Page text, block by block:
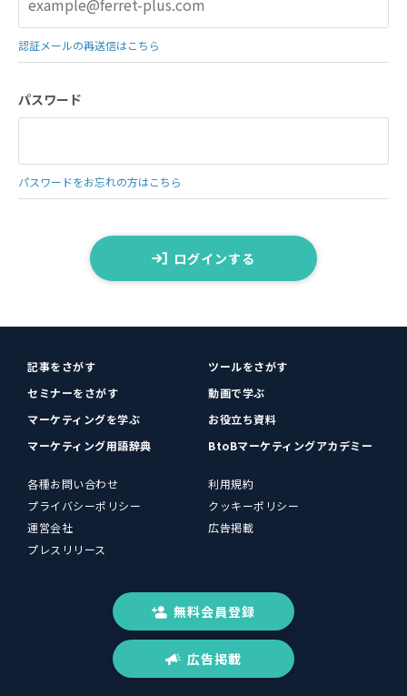
認証メールの再送信はこちら
パスワード
パスワードをお忘れの方はこちら
ログインする
記事をさがす
ツールをさがす
セミナーをさがす
動画で学ぶ
マーケティングを学ぶ
お役立ち資料
マーケティング用語辞典
BtoBマーケティングアカデミー
各種お問い合わせ
利用規約
プライバシーポリシー
クッキーポリシー
運営会社
広告掲載
プレスリリース
無料会員登録
広告掲載